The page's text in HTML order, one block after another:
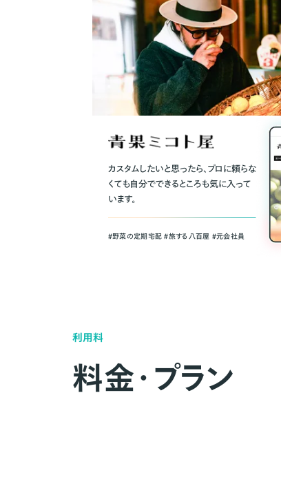
カスタムしたいと思ったら、プロに頼らな
くても自分でできるところも気に入って
います。
＃野菜の定期宅配 ＃旅する八百屋 ＃元会社員
利用料
料金・プラン